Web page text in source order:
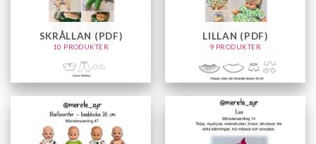
SKRÅLLAN (PDF)
10 PRODUKTER
LILLAN (PDF)
9 PRODUKTER